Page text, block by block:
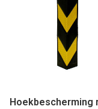
Hoekbescherming